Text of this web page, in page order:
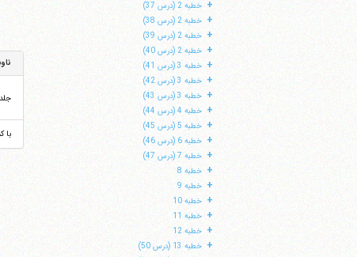
+ خطبه 2 (درس 37)
+ خطبه 2 (درس 38)
+ خطبه 2 (درس 39)
+ خطبه 2 (درس 40)
+ خطبه 3 (درس 41)
+ خطبه 3 (درس 42)
+ خطبه 3 (درس 43)
+ خطبه 4 (درس 44)
+ خطبه 5 (درس 45)
+ خطبه 6 (درس 46)
+ خطبه 7 (درس 47)
+ خطبه 8
+ خطبه 9
+ خطبه 10
+ خطبه 11
+ خطبه 12
+ خطبه 13 (درس 50)
جلد
با